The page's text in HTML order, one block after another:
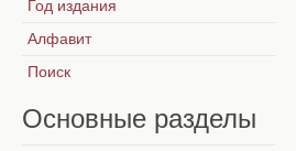
Год издания
Алфавит
Поиск
Основные разделы